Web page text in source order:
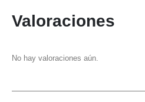
Valoraciones
No hay valoraciones aún.